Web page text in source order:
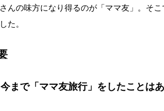
んの味方になり得るのが「ママ友」。そ
た。
まで「ママ友旅行」をしたことは